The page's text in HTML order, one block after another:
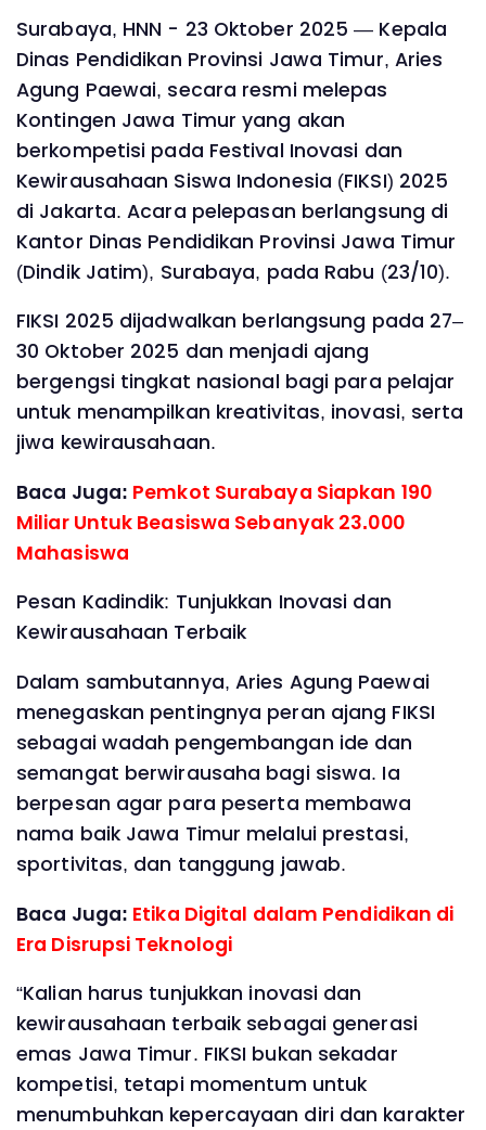
Surabaya, HNN - 23 Oktober 2025 — Kepala
Dinas Pendidikan Provinsi Jawa Timur, Aries
Agung Paewai, secara resmi melepas
Kontingen Jawa Timur yang akan
berkompetisi pada Festival Inovasi dan
Kewirausahaan Siswa Indonesia (FIKSI) 2025
di Jakarta. Acara pelepasan berlangsung di
Kantor Dinas Pendidikan Provinsi Jawa Timur
(Dindik Jatim), Surabaya, pada Rabu (23/10).
FIKSI 2025 dijadwalkan berlangsung pada 27–
30 Oktober 2025 dan menjadi ajang
bergengsi tingkat nasional bagi para pelajar
untuk menampilkan kreativitas, inovasi, serta
jiwa kewirausahaan.
Baca Juga: Pemkot Surabaya Siapkan 190
Miliar Untuk Beasiswa Sebanyak 23.000
Mahasiswa
Pesan Kadindik: Tunjukkan Inovasi dan
Kewirausahaan Terbaik
Dalam sambutannya, Aries Agung Paewai
menegaskan pentingnya peran ajang FIKSI
sebagai wadah pengembangan ide dan
semangat berwirausaha bagi siswa. Ia
berpesan agar para peserta membawa
nama baik Jawa Timur melalui prestasi,
sportivitas, dan tanggung jawab.
Baca Juga: Etika Digital dalam Pendidikan di
Era Disrupsi Teknologi
“Kalian harus tunjukkan inovasi dan
kewirausahaan terbaik sebagai generasi
emas Jawa Timur. FIKSI bukan sekadar
kompetisi, tetapi momentum untuk
menumbuhkan kepercayaan diri dan karakter